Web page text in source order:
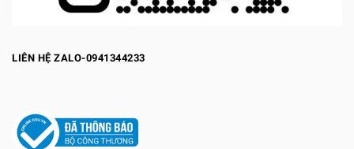
LIÊN HỆ ZALO-0941344233